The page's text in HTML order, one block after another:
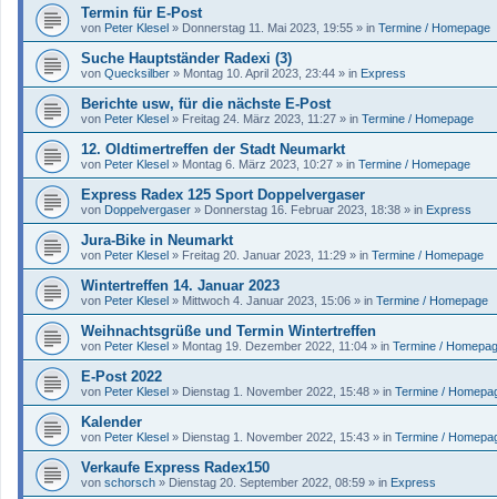
Termin für E-Post
von Peter Klesel » Donnerstag 11. Mai 2023, 19:55 » in Termine / Homepage
Suche Hauptständer Radexi (3)
von Quecksilber » Montag 10. April 2023, 23:44 » in Express
Berichte usw, für die nächste E-Post
von Peter Klesel » Freitag 24. März 2023, 11:27 » in Termine / Homepage
12. Oldtimertreffen der Stadt Neumarkt
von Peter Klesel » Montag 6. März 2023, 10:27 » in Termine / Homepage
Express Radex 125 Sport Doppelvergaser
von Doppelvergaser » Donnerstag 16. Februar 2023, 18:38 » in Express
Jura-Bike in Neumarkt
von Peter Klesel » Freitag 20. Januar 2023, 11:29 » in Termine / Homepage
Wintertreffen 14. Januar 2023
von Peter Klesel » Mittwoch 4. Januar 2023, 15:06 » in Termine / Homepage
Weihnachtsgrüße und Termin Wintertreffen
von Peter Klesel » Montag 19. Dezember 2022, 11:04 » in Termine /
E-Post 2022
von Peter Klesel » Dienstag 1. November 2022, 15:48 » in Termine /
Kalender
von Peter Klesel » Dienstag 1. November 2022, 15:43 » in Termine /
Verkaufe Express Radex150
von schorsch » Dienstag 20. September 2022, 08:59 » in Express